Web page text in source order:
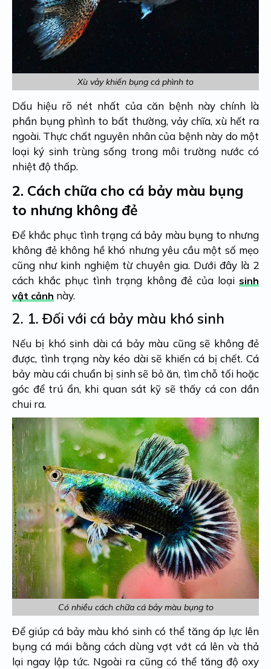
Xù vảy khiến bụng cá phình to
Dấu hiệu rõ nét nhất của căn bệnh này chính là
phần bụng phình to bất thường, vảy chĩa, xù hết ra
ngoài. Thực chất nguyên nhân của bệnh này do một
loại ký sinh trùng sống trong môi trường nước có
nhiệt độ thấp.
2. Cách chữa cho cá bảy màu bụng
to nhưng không đẻ
Để khắc phục tình trạng cá bảy màu bụng to nhưng
không đẻ không hề khó nhưng yêu cầu một số mẹo
cũng như kinh nghiệm từ chuyên gia. Dưới đây là 2
cách khắc phục tình trạng không đẻ của loại sinh
vật cảnh này.
2. 1. Đối với cá bảy màu khó sinh
Nếu bị khó sinh dài cá bảy màu cũng sẽ không đẻ
được, tình trạng này kéo dài sẽ khiến cá bị chết. Cá
bảy màu cái chuẩn bị sinh sẽ bỏ ăn, tìm chỗ tối hoặc
góc để trú ẩn, khi quan sát kỹ sẽ thấy cá con dần
chui ra.
Có nhiều cách chữa cá bảy màu bụng to
Để giúp cá bảy màu khó sinh có thể tăng áp lực lên
bụng cá mái bằng cách dùng vợt vớt cá lên và thả
lại ngay lập tức. Ngoài ra cũng có thể tăng độ oxy